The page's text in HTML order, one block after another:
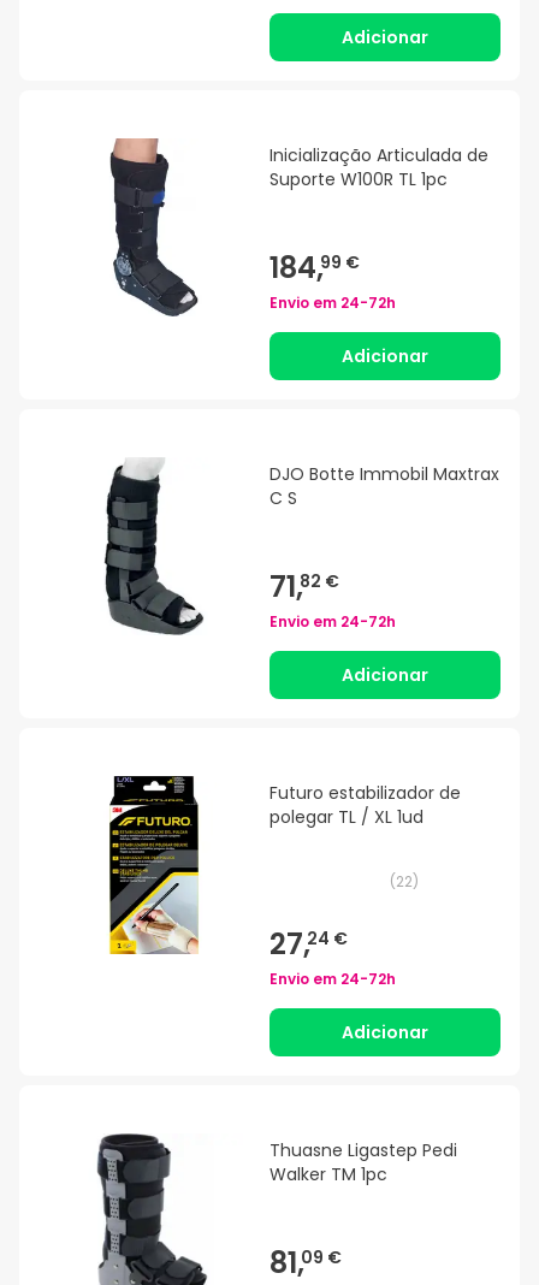
Adicionar
Inicialização Articulada de
Suporte W100R TL 1pc
184,99 €
Envio em 24-72h
Adicionar
DJO Botte Immobil Maxtrax
C S
71,82 €
Envio em 24-72h
Adicionar
Futuro estabilizador de
polegar TL / XL 1ud
(22)
27,24 €
Envio em 24-72h
Adicionar
Thuasne Ligastep Pedi
Walker TM 1pc
81,09 €